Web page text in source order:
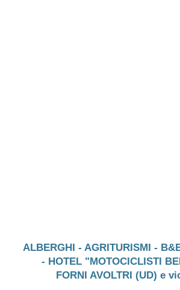
ALBERGHI - AGRITURISMI -
- HOTEL "MOTOCICLISTI
FORNI AVOLTRI (UD) e